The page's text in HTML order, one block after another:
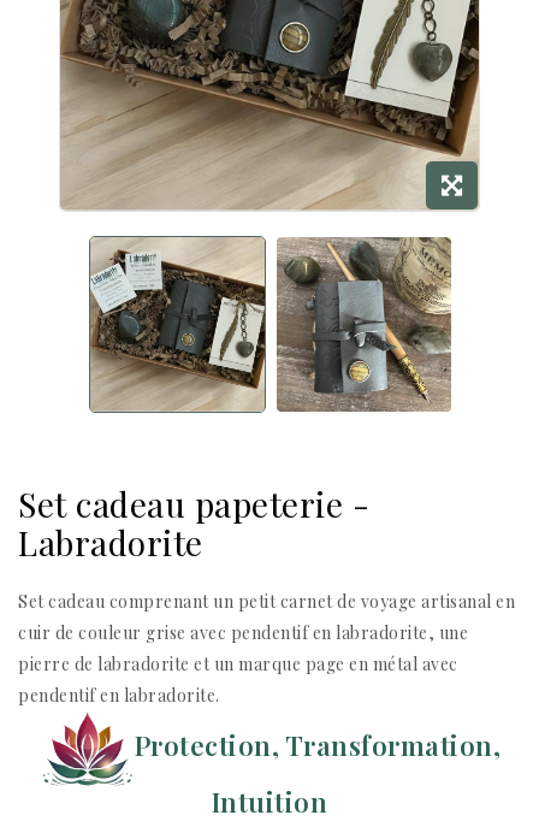
Set cadeau papeterie -
Labradorite
Set cadeau comprenant un petit carnet de voyage artisanal en
cuir de couleur grise avec pendentif en labradorite, une
pierre de labradorite et un marque page en métal avec
pendentif en labradorite.
Protection, Transformation,
Intuition